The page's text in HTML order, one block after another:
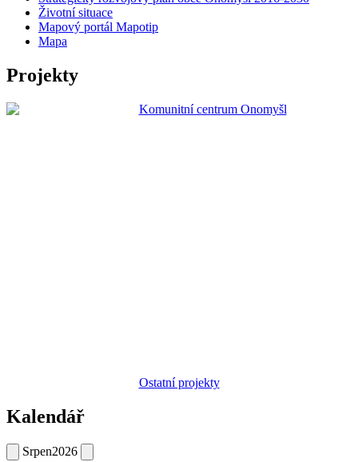
Životní situace
Mapový portál Mapotip
Mapa
Projekty
Ostatní projekty
Kalendář
Srpen2026